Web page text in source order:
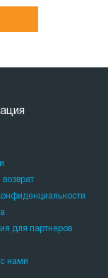
возврат
для партнеров
нами